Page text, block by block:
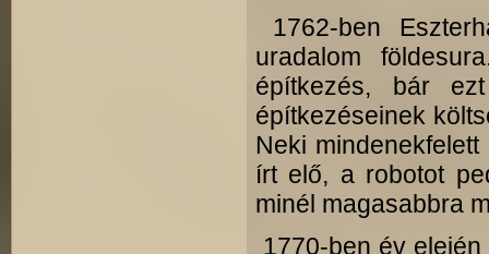
1762-ben
uradalom
építkezés, bár
építkezéseinek
Neki
írt elő, a robotot
minél magasabbra
1770-ben év